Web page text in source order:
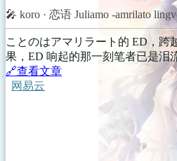
🎤️ koro · 恋语 Juliamo -amrilato
ことのはアマリラート的 ED，跨
果，ED 响起的那一刻笔者已是泪
🔗️查看文章
网易云